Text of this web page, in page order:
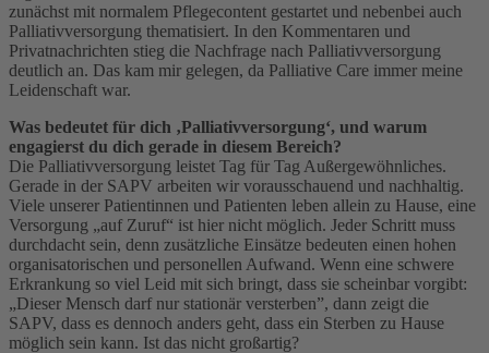
zunächst mit normalem Pflegecontent gestartet und nebenbei auch
Palliativversorgung thematisiert. In den Kommentaren und
Privatnachrichten stieg die Nachfrage nach Palliativversorgung
deutlich an. Das kam mir gelegen, da Palliative Care immer meine
Leidenschaft war.
Was bedeutet für dich ‚Palliativversorgung‘, und warum
engagierst du dich gerade in diesem Bereich?
Die Palliativversorgung leistet Tag für Tag Außergewöhnliches.
Gerade in der SAPV arbeiten wir vorausschauend und nachhaltig.
Viele unserer Patientinnen und Patienten leben allein zu Hause, eine
Versorgung „auf Zuruf“ ist hier nicht möglich. Jeder Schritt muss
durchdacht sein, denn zusätzliche Einsätze bedeuten einen hohen
organisatorischen und personellen Aufwand. Wenn eine schwere
Erkrankung so viel Leid mit sich bringt, dass sie scheinbar vorgibt:
„Dieser Mensch darf nur stationär versterben”, dann zeigt die
SAPV, dass es dennoch anders geht, dass ein Sterben zu Hause
möglich sein kann. Ist das nicht großartig?